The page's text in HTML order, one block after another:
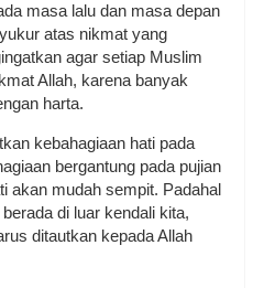
masa lalu dan masa depan
atas nikmat yang
agar setiap Muslim
Allah, karena banyak
harta.
kebahagiaan hati pada
bergantung pada pujian
akan mudah sempit. Padahal
di luar kendali kita,
ditautkan kepada Allah